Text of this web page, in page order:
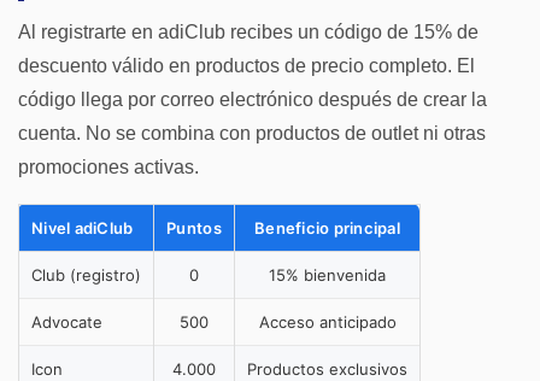
Al registrarte en adiClub recibes un código de 15% de
descuento válido en productos de precio completo. El
código llega por correo electrónico después de crear la
cuenta. No se combina con productos de outlet ni otras
promociones activas.
Nivel adiClub Puntos Beneficio principal
Club (registro) 0 15% bienvenida
Advocate 500 Acceso anticipado
Icon 4.000 Productos exclusivos